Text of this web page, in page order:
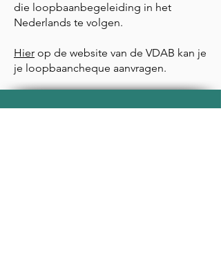
die loopbaanbegeleiding in het
Nederlands te volgen.
Hier op de website van de VDAB kan je
je loopbaancheque aanvragen.